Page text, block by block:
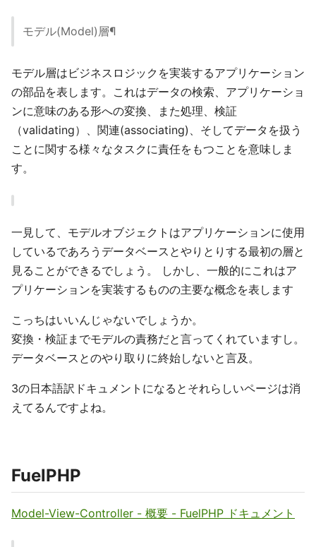
モデル(Model)層¶
モデル層はビジネスロジックを実装するアプリケーション
の部品を表します。これはデータの検索、アプリケーショ
ンに意味のある形への変換、また処理、検証
（validating）、関連(associating)、そしてデータを扱う
ことに関する様々なタスクに責任をもつことを意味しま
す。
一見して、モデルオブジェクトはアプリケーションに使用
しているであろうデータベースとやりとりする最初の層と
見ることができるでしょう。 しかし、一般的にこれはア
プリケーションを実装するものの主要な概念を表します
こっちはいいんじゃないでしょうか。
変換・検証までモデルの責務だと言ってくれていますし。
データベースとのやり取りに終始しないと言及。
3の日本語訳ドキュメントになるとそれらしいページは消
えてるんですよね。
FuelPHP
Model-View-Controller - 概要 - FuelPHP ドキュメント